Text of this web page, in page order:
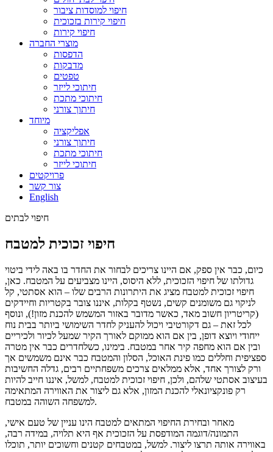
חיפוי למוסדות ציבור
חיפוי קירות בזכוכית
חיפוי קירות
מוצרי החברה
הדפסות
מדבקות
טפטים
חיתוכי לייזר
חיתוכי מתכת
חיתוך צורני
מיוחד
אפליקציה
חיתוך צורני
חיתוכי מתכת
חיתוכי לייזר
פרויקטים
צור קשר
English
חיפוי לבתים
חיפוי זכוכית למטבח
כיום, כבר אין ספק, אם היינו צריכים לבחור את החדר בו באה לידי ביטוי
גדולתו של חיפוי הזכוכית, ללא היסוס, היינו מצביעים על המטבח. כאן,
חיפוי זכוכית למטבח מציג את היתרונות הרבים שלו – הוא אסתטי, קל
לניקוי גם משומנים קשים, נשטף בקלות, איננו צובר בקטריות וחיידקים
(קריטריון חשוב מאד, כאשר מדובר באזור המשמש להכנת מזון!), ונוסף
לכל זאת – גם דקורטיבי ויכול להעניק לחדר השימושי ביותר בבית נוח
ייחודי ויוצא דופן, בין אם הוא ממוקם לאורך הקיר שמעל לכיור ולכיריים
ובין אם הוא מחפה קיר אחר במטבח. בימינו, כשלחדרים כבר אין מטרה
ספציפית וחללים כמו פינת האוכל, הסלון והמטבח כבר אינם משמשים אך
ורק לצורך אחד, אלא ממלאים צרכים משפחתיים רבים, גדלה החשיבות
בעיצוב אסתטי שלהם, ולכן, חיפוי זכוכית למטבח, למשל, איננו חייב להיות
רק פונקציונאלי להכנת המזון, אלא גם ליצור את האווירה המתאימה
למשפחה השוהה במטבח.
מאחר ובחירת החיפוי המתאים למטבח הינו עניין של טעם אישי,
התמונה/דוגמה המודפסת על הזכוכית אף היא תלויה, במידה רבה,
באווירה אותה תרצו ליצור. למשל, במטבחים קטנים וחשוכים יותר, תוכלו